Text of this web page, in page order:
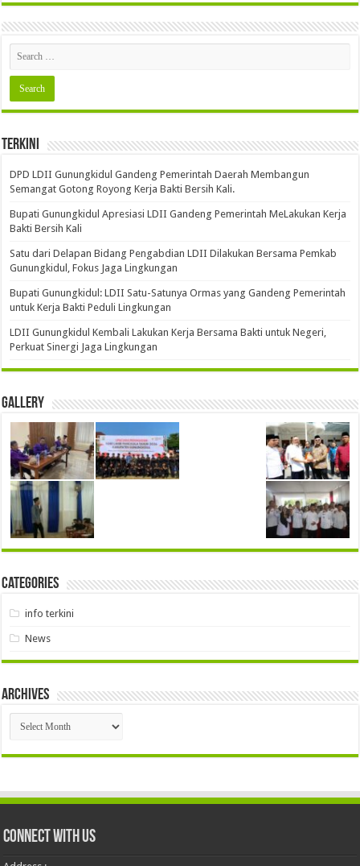
Terkini
DPD LDII Gunungkidul Gandeng Pemerintah Daerah Membangun
Semangat Gotong Royong Kerja Bakti Bersih Kali.
Bupati Gunungkidul Apresiasi LDII Gandeng Pemerintah MeLakukan Kerja
Bakti Bersih Kali ‎
Satu dari Delapan Bidang Pengabdian LDII Dilakukan Bersama Pemkab
Gunungkidul, Fokus Jaga Lingkungan
Bupati Gunungkidul: LDII Satu-Satunya Ormas yang Gandeng Pemerintah
untuk Kerja Bakti Peduli Lingkungan
LDII Gunungkidul Kembali Lakukan Kerja Bersama Bakti untuk Negeri,
Perkuat Sinergi Jaga Lingkungan
Gallery
Categories
info terkini
News
Archives
Archives
Connect With Us